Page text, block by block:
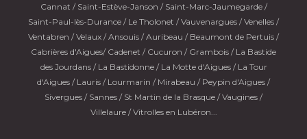
Cannat / Saint-Estève-Janson / Saint-Marc-Jaumegarde /
Saint-Paul-lès-Durance / Le Tholonet / Vauvenargues / Venelles /
Ventabren / Velaux / Ansouis / Auribeau / Beaumont de Pertuis /
Cabrières d'Aigues/ Cadenet / Cucuron / Grambois / La Bastide
des Jourdans / La Bastidonne / La Motte d'Aigues / La Tour
d'Aigues / Lauris / Lourmarin / Mirabeau / Peypin d'Aigues /
Sivergues / Sannes / St Martin de la Brasque / Vaugines /
Villelaure / Vitrolles en Lubéron...